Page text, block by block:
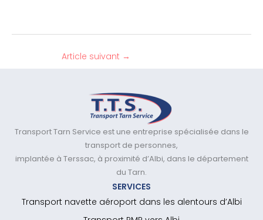
Article suivant →
Transport Tarn Service est une entreprise spécialisée dans le
transport de personnes,
implantée à Terssac, à proximité d’Albi, dans le département
du Tarn.
SERVICES
Transport navette aéroport dans les alentours d’Albi